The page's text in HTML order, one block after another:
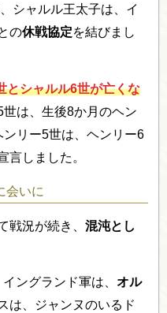
シャルル王太子は、イ
の休戦協定を結びまし
とシャルル6世が亡くな
世は、生後8か月のヘン
リー5世は、ヘンリー6
言しました。
会いに
戦況が続き、混沌とし
ングランド軍は、 オル
は、ジャンヌのいるド